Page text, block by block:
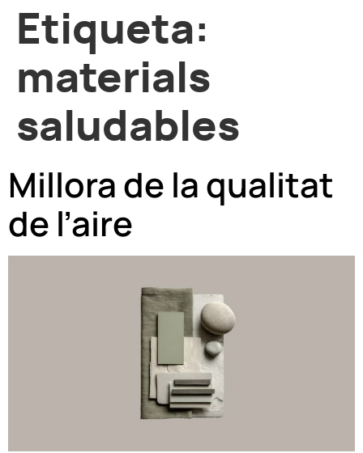
Etiqueta:
materials
saludables
Millora de la qualitat
de l’aire